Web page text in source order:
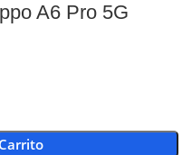
A6 Pro 5G